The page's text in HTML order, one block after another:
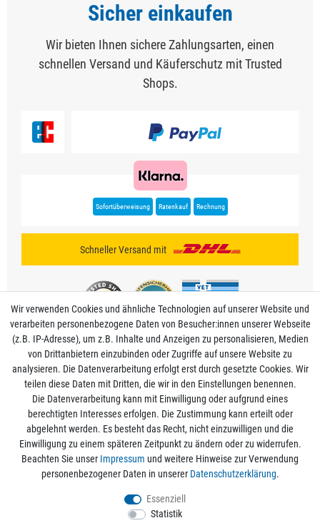
Sicher einkaufen
Wir bieten Ihnen sichere Zahlungsarten, einen
schnellen Versand und Käuferschutz mit Trusted
Shops.
Sofortüberweisung Ratenkauf Rechnung
Schneller Versand mit
Mein Konto
Informationen
Rechtliche Angaben
Alle Preise sind inkl. der gesetzlichen Mehrwertsteuer und zzgl.
Wir verwenden Cookies und ähnliche Technologien auf unserer Website und
verarbeiten personenbezogene Daten von Besucher:innen unserer Webseite
(z.B. IP-Adresse), um z.B. Inhalte und Anzeigen zu personalisieren, Medien
von Drittanbietern einzubinden oder Zugriffe auf unsere Website zu
analysieren. Die Datenverarbeitung erfolgt erst durch gesetzte Cookies. Wir
teilen diese Daten mit Dritten, die wir in den Einstellungen benennen.
Die Datenverarbeitung kann mit Einwilligung oder aufgrund eines
berechtigten Interesses erfolgen. Die Zustimmung kann erteilt oder
abgelehnt werden. Es besteht das Recht, nicht einzuwilligen und die
Einwilligung zu einem späteren Zeitpunkt zu ändern oder zu widerrufen.
Beachten Sie unser Impressum und weitere Hinweise zur Verwendung
personenbezogener Daten in unserer Daten­schutz­erklärung.
Essenziell
Statistik